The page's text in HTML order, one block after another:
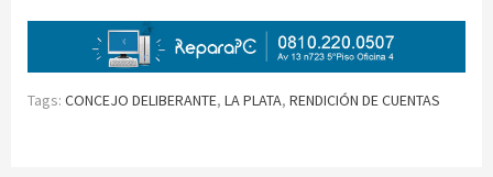
Tags: CONCEJO DELIBERANTE, LA PLATA, RENDICIÓN DE CUENTAS